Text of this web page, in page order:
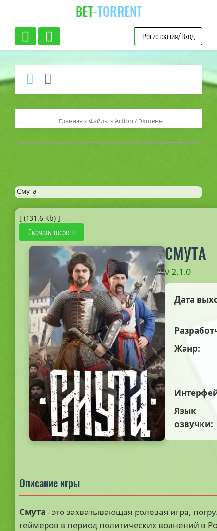
BET-TORRENT
Регистрация/Вход
Главная »Файлы »Action / Экшены
Смута
[ (131.6 Kb) ]
Скачать торрент
СМУТА
v 2.1.0
Дата
Жанр:
Язык
озвучки:
Описание игры
Смута - это захватывающая ролевая игра,
геймеров в период политических волнений в